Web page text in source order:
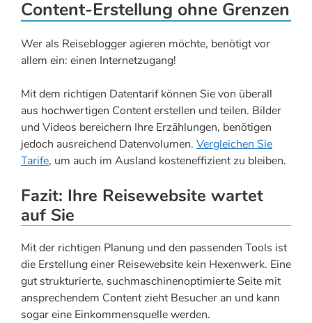
Content-Erstellung ohne Grenzen
Wer als Reiseblogger agieren möchte, benötigt vor
allem ein: einen Internetzugang!
Mit dem richtigen Datentarif können Sie von überall
aus hochwertigen Content erstellen und teilen. Bilder
und Videos bereichern Ihre Erzählungen, benötigen
jedoch ausreichend Datenvolumen. Vergleichen Sie
Tarife, um auch im Ausland kosteneffizient zu bleiben.
Fazit: Ihre Reisewebsite wartet
auf Sie
Mit der richtigen Planung und den passenden Tools ist
die Erstellung einer Reisewebsite kein Hexenwerk. Eine
gut strukturierte, suchmaschinenoptimierte Seite mit
ansprechendem Content zieht Besucher an und kann
sogar eine Einkommensquelle werden.